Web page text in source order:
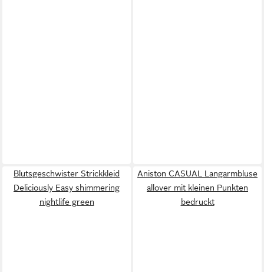
Blutsgeschwister Strickkleid
Deliciously Easy shimmering
nightlife green
Aniston CASUAL Langarmbluse
allover mit kleinen Punkten
bedruckt